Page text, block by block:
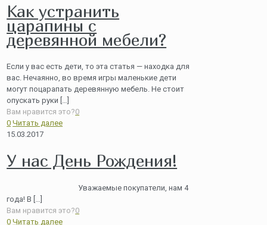
Как устранить
царапины с
деревянной мебели?
Если у вас есть дети, то эта статья — находка для
вас. Нечаянно, во время игры маленькие дети
могут поцарапать деревянную мебель. Не стоит
опускать руки […]
Вам нравится это?0
0 Читать далее
15.03.2017
У нас День Рождения!
Уважаемые покупатели, нам 4
года! В […]
Вам нравится это?0
0 Читать далее